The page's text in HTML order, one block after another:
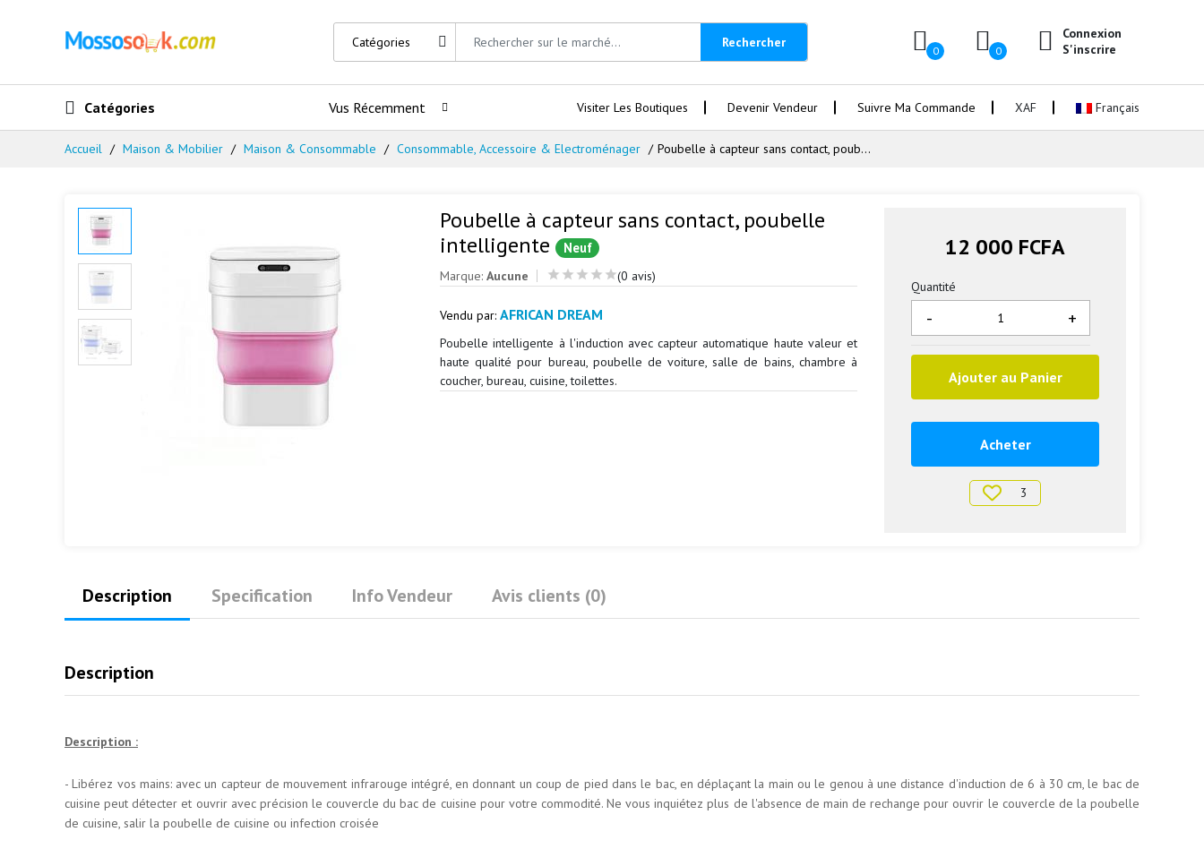
Rechercher
0 0
Connexion
S'inscrire
Catégories Vus Récemment Visiter Les Boutiques Devenir Vendeur Suivre Ma Commande XAF Français
Accueil Maison & Mobilier Maison & Consommable Consommable, Accessoire & Electroménager Poubelle à capteur sans contact, poub...
Poubelle à capteur sans contact, poubelle
intelligente
Neuf
Marque:Aucune (0 avis)
Vendu par:AFRICAN DREAM
Poubelle intelligente à l'induction avec capteur automatique haute valeur et
haute qualité pour bureau, poubelle de voiture, salle de bains, chambre à
coucher, bureau, cuisine, toilettes.
12 000 FCFA
Quantité
+
-
Ajouter au Panier
Acheter
3
Description Specification Info Vendeur Avis clients (0)
Description
Description :
- Libérez vos mains: avec un capteur de mouvement infrarouge intégré, en donnant un coup de pied dans le bac, en déplaçant la main ou le genou à une distance d'induction de 6 à 30 cm, le bac de
cuisine peut détecter et ouvrir avec précision le couvercle du bac de cuisine pour votre commodité. Ne vous inquiétez plus de l'absence de main de rechange pour ouvrir le couvercle de la poubelle
de cuisine, salir la poubelle de cuisine ou infection croisée